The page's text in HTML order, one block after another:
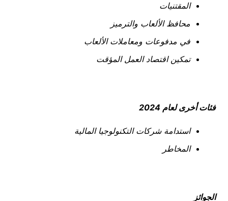
المقتنيات
محافظ الألعاب والترميز
في مدفوعات ومعاملات الألعاب
تمكين اقتصاد العمل المؤقت
فئات أخرى لعام 2024
استدامة شركات التكنولوجيا المالية
المخاطر
الجوائز